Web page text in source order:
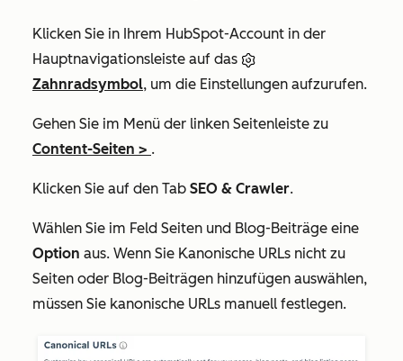
Klicken Sie in Ihrem HubSpot-Account in der
Hauptnavigationsleiste auf das
Zahnradsymbol, um die Einstellungen aufzurufen.
Gehen Sie im Menü der linken Seitenleiste zu
Content-Seiten > .
Klicken Sie auf den Tab SEO & Crawler.
Wählen Sie im Feld Seiten und Blog-Beiträge eine
Option aus. Wenn Sie Kanonische URLs nicht zu
Seiten oder Blog-Beiträgen hinzufügen auswählen,
müssen Sie kanonische URLs manuell festlegen.